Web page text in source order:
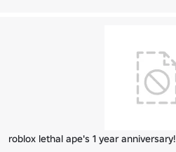
roblox lethal ape's 1 year anniversary!